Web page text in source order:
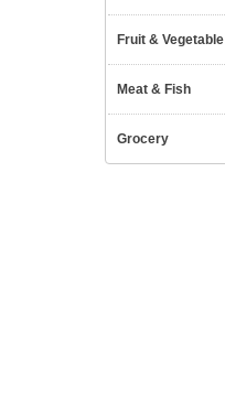
Fruit & Vegetable
Meat & Fish
Grocery